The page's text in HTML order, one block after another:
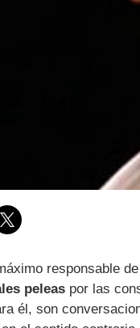
responsable
peleas por las
él, son